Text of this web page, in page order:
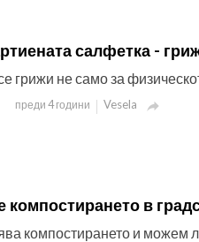
салфетка -
грижи не само за
преди 4 години Vesela 
в
компостирането и можем